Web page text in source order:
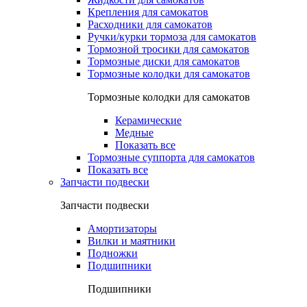
Крепления для самокатов
Расходники для самокатов
Ручки/курки тормоза для самокатов
Тормозной тросики для самокатов
Тормозные диски для самокатов
Тормозные колодки для самокатов
Тормозные колодки для самокатов
Керамические
Медные
Показать все
Тормозные суппорта для самокатов
Показать все
Запчасти подвески
Запчасти подвески
Амортизаторы
Вилки и маятники
Подножки
Подшипники
Подшипники